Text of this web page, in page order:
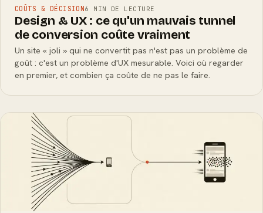
COÛTS & DÉCISION6 MIN DE LECTURE
Design & UX : ce qu'un mauvais tunnel
de conversion coûte vraiment
Un site « joli » qui ne convertit pas n'est pas un problème de
goût : c'est un problème d'UX mesurable. Voici où regarder
en premier, et combien ça coûte de ne pas le faire.